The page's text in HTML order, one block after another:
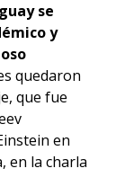
se
y
quedaron
que fue
en
en la charla